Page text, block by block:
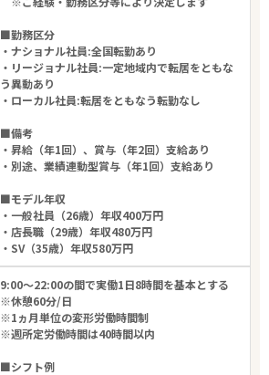
■勤務区分
・ナショナル社員:全国転勤あり
・リージョナル社員:一定地域内で転居をともな
う異動あり
・ローカル社員:転居をともなう転勤なし
■備考
・昇給（年1回）、賞与（年2回）支給あり
・別途、業績連動型賞与（年1回）支給あり
■モデル年収
・一般社員（26歳）年収400万円
・店長職（29歳）年収480万円
・SV（35歳）年収580万円
9:00～22:00の間で実働1日8時間を基本とする
※休憩60分/日
※1ヵ月単位の変形労働時間制
※週所定労働時間は40時間以内
■シフト例